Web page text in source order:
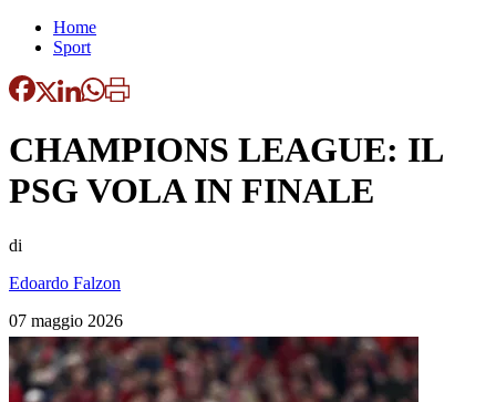
Home
Sport
CHAMPIONS LEAGUE: IL
PSG VOLA IN FINALE
di
Edoardo Falzon
07 maggio 2026